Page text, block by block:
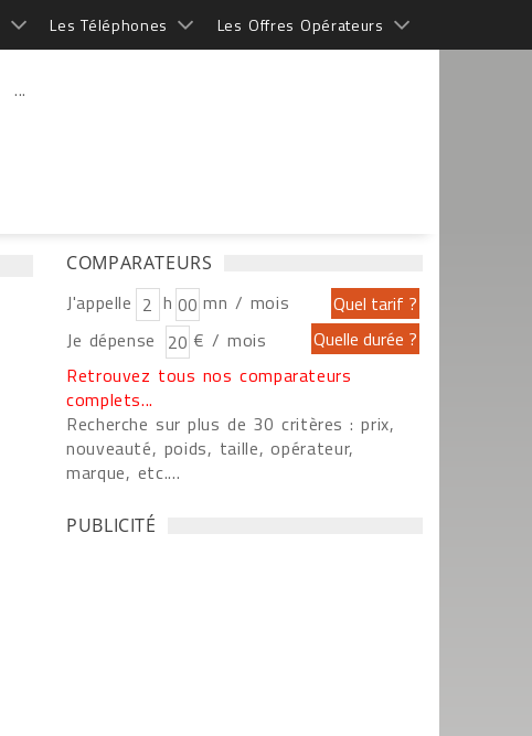
Les Téléphones Les Offres Opérateurs
...
COMPARATEURS
J'appelle h
mn / mois
Je dépense
€ / mois
Retrouvez tous nos comparateurs
complets...
Recherche sur plus de 30 critères : prix,
nouveauté, poids, taille, opérateur,
marque, etc....
PUBLICITÉ